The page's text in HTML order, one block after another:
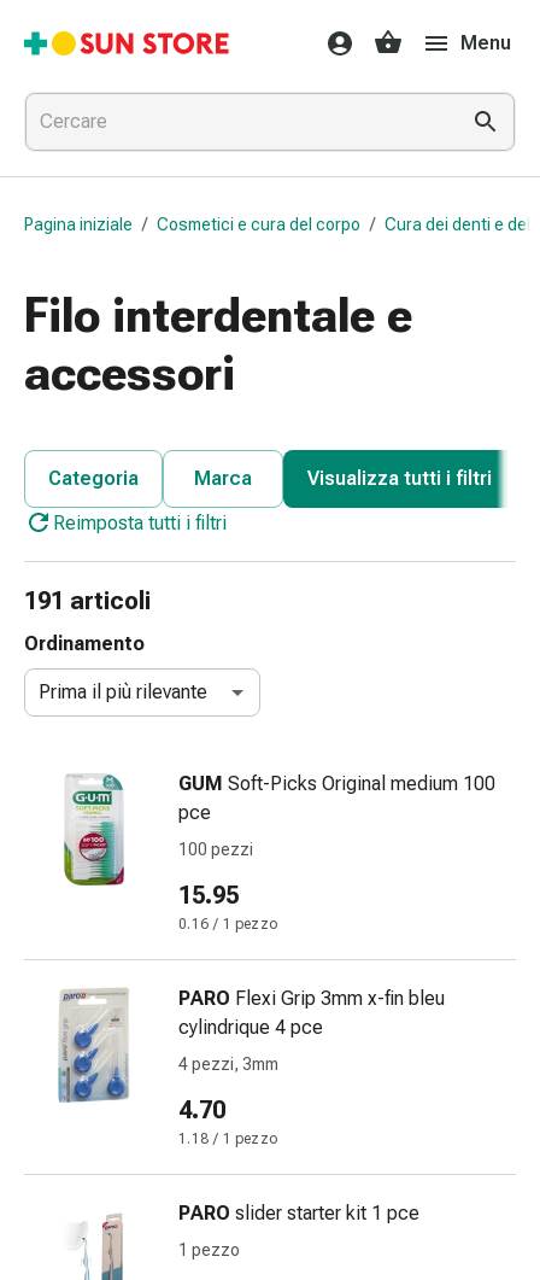
Farmaci
e
trattamenti
Raffreddore
e
influenza
per
Mal
gola
raffreddore
Tosse
Inalatori
Doccia
nasale
Fazzoletti
per
Raffreddore
Irritazione
e
lesioni
Bende
elastiche
Compresse
piegate
Medicazioni
fissaggio
Strisce
Menu
Pagina iniziale / Cosmetici e cura del corpo / Cura dei denti e del
Filo interdentale e
accessori
Categoria Marca
Visualizza tutti i filtri
Reimposta tutti i filtri
191 articoli
Ordinamento
Prima il più rilevante
GUM Soft-Picks Original medium 100
pce
100 pezzi
15.95
0.16 / 1 pezzo
PARO Flexi Grip 3mm x-fin bleu
cylindrique 4 pce
4 pezzi, 3mm
4.70
1.18 / 1 pezzo
PARO slider starter kit 1 pce
1 pezzo